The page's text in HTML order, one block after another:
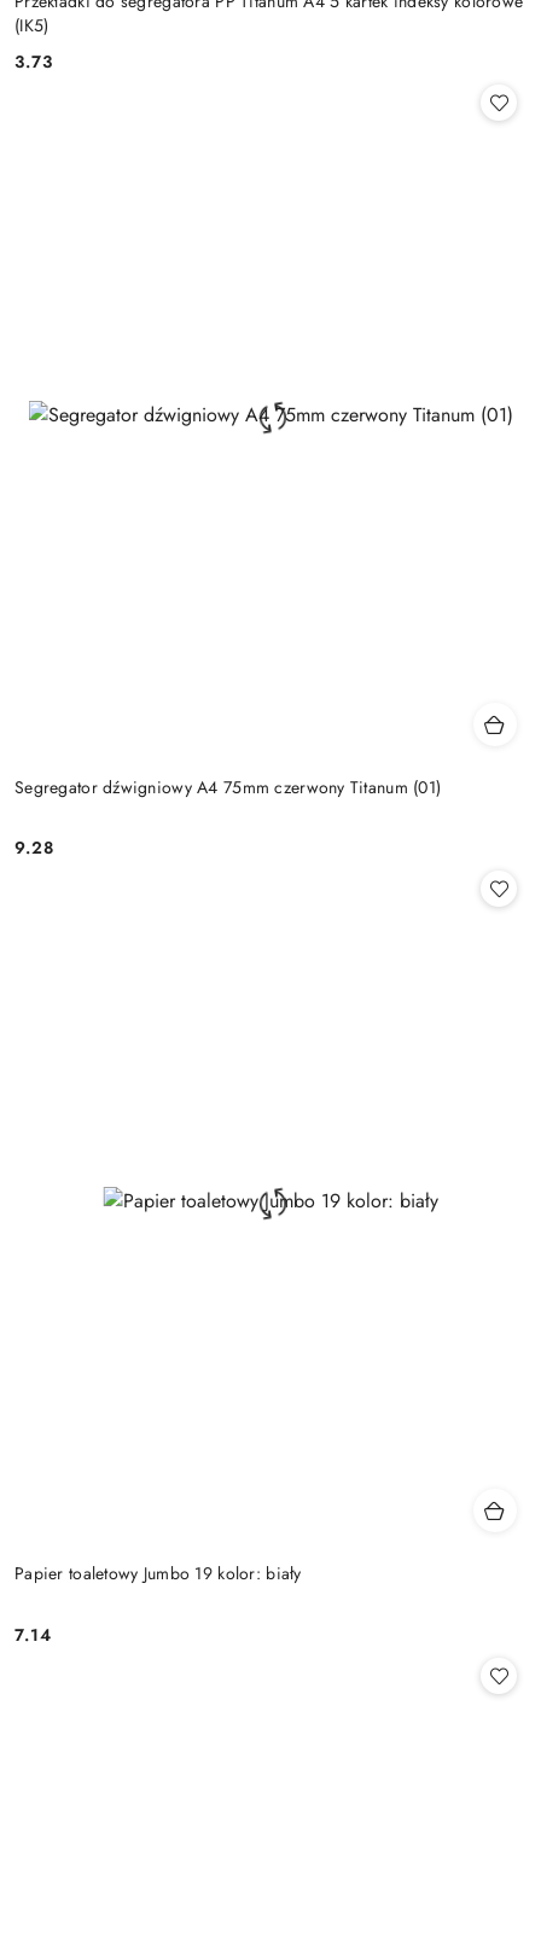
(IK5)
Cena:
3.73
Segregator dźwigniowy A4 75mm czerwony Titanum (01)
Cena:
9.28
Papier toaletowy Jumbo 19 kolor: biały
Cena:
7.14